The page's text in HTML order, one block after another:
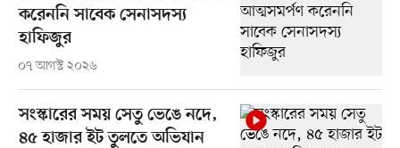
করেননি সাবেক সেনাসদস্য
হাফিজুর
০৭ আগস্ট ২০২৬
সংস্কারের সময় সেতু ভেঙে নদে,
৪৫ হাজার ইট তুলতে অভিযান